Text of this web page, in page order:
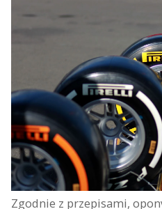
Zgodnie z przepisami,